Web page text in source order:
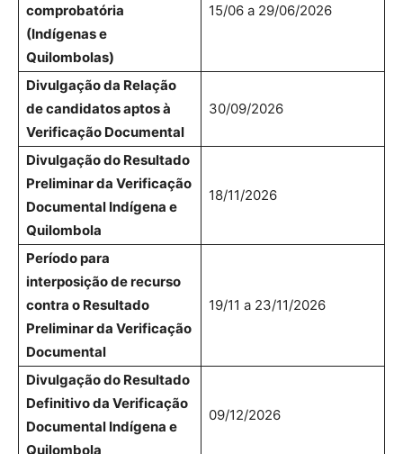
comprobatória
(Indígenas e
Quilombolas)
15/06 a 29/06/2026
Divulgação da Relação
de candidatos aptos à
Verificação Documental
30/09/2026
Divulgação do Resultado
Preliminar da Verificação
Documental Indígena e
Quilombola
18/11/2026
Período para
interposição de recurso
contra o Resultado
Preliminar da Verificação
Documental
19/11 a 23/11/2026
Divulgação do Resultado
Definitivo da Verificação
Documental Indígena e
Quilombola
09/12/2026